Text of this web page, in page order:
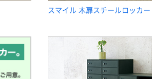
スマイル 木扉スチールロッカー
用
直送
スプルンド 小物ロ
ッカー ホワイト 幅
560mm 1台 シリン
ダー錠 小物収納 9
人用
カゴへ